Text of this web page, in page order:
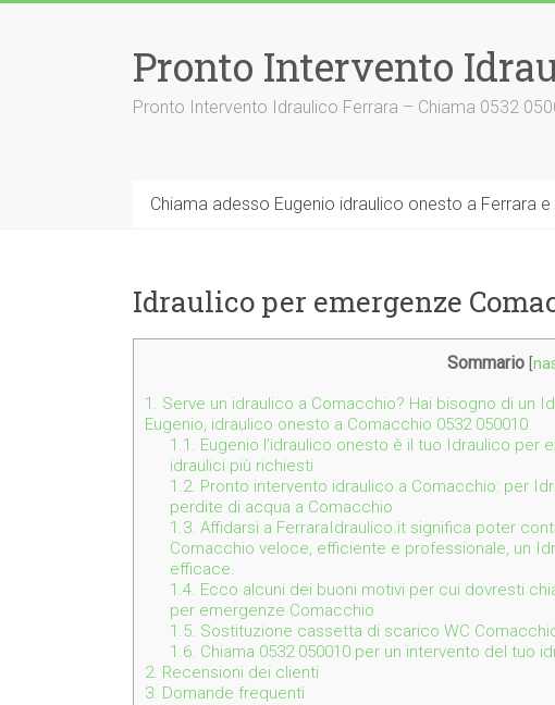
Pronto Intervento
Pronto Intervento Idraulico Ferrara – Chiama 0532
Chiama adesso Eugenio idraulico onesto a Ferrara
Idraulico per emergenze
Sommario
1. Serve un idraulico a Comacchio? Hai bisogno di un
Eugenio, idraulico onesto a Comacchio 0532 050010
1.1. Eugenio l’idraulico onesto è il tuo Idraulico
idraulici più richiesti
1.2. Pronto intervento idraulico a Comacchio: per
perdite di acqua a Comacchio
1.3. Affidarsi a FerraraIdraulico.it significa poter
Comacchio veloce, efficiente e professionale, un
efficace.
1.4. Ecco alcuni dei buoni motivi per cui dovresti
per emergenze Comacchio
1.5. Sostituzione cassetta di scarico WC
1.6. Chiama 0532 050010 per un intervento del tuo
2. Recensioni dei clienti
3. Domande frequenti